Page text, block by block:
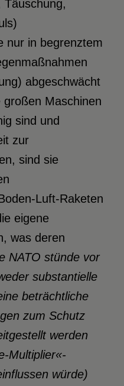
Täuschung,
nur in begrenztem
abgeschwächt
Maschinen
sind und
zur
sind sie
Luft-Raketen
eigene
was deren
NATO stünde vor
substantielle
beträchtliche
zum Schutz
werden
Multiplier«-
würde)